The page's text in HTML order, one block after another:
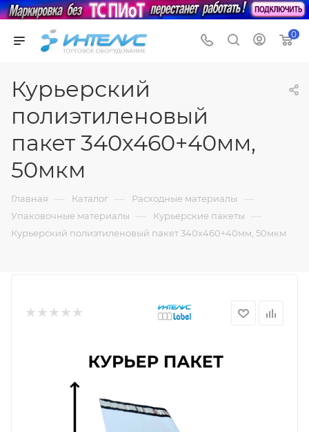
0
Курьерский
полиэтиленовый
пакет 340х460+40мм,
50мкм
Главная — Каталог — Расходные материалы —
Упаковочные материалы — Курьерские пакеты —
Курьерский полиэтиленовый пакет 340х460+40мм, 50мкм